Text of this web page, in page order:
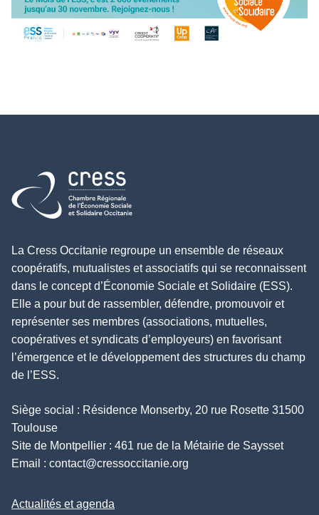
Retour à l'accueil
La Cress Occitanie regroupe un ensemble de réseaux
coopératifs, mutualistes et associatifs qui se reconnaissent
dans le concept d’Économie Sociale et Solidaire (ESS).
Elle a pour but de rassembler, défendre, promouvoir et
représenter ses membres (associations, mutuelles,
coopératives et syndicats d’employeurs) en favorisant
l’émergence et le développement des structures du champ
de l’ESS.
Siège social : Résidence Monserby, 20 rue Rosette 31500
Toulouse
Site de Montpellier : 461 rue de la Métairie de Saysset
Email : contact@cressoccitanie.org
Actualités et agenda